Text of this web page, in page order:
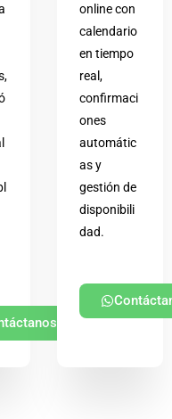
online con
calendario
en tiempo
real,
confirmaci
ones
automátic
as y
gestión de
disponibili
dad.